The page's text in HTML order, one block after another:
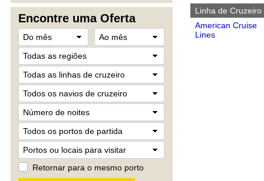
Encontre uma Oferta
Retornar para o mesmo porto
Linha de Cruzeiro
American Cruise
Lines